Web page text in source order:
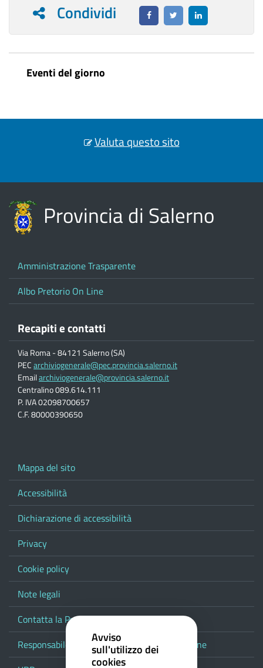
Condividi
Eventi del giorno
Valuta questo sito
Provincia di Salerno
Amministrazione Trasparente
Albo Pretorio On Line
Recapiti e contatti
Via Roma - 84121 Salerno (SA)
PECarchiviogenerale@pec.provincia.salerno.it
Emailarchiviogenerale@provincia.salerno.it
Centralino 089.614.111
P. IVA 02098700657
C.F. 80000390650
Mappa del sito
Accessibilità
Dichiarazione di accessibilità
Privacy
Cookie policy
Note legali
Contatta la Provincia
Responsabile del procedimento di pubblicazione
Avviso
sull'utilizzo dei
cookies